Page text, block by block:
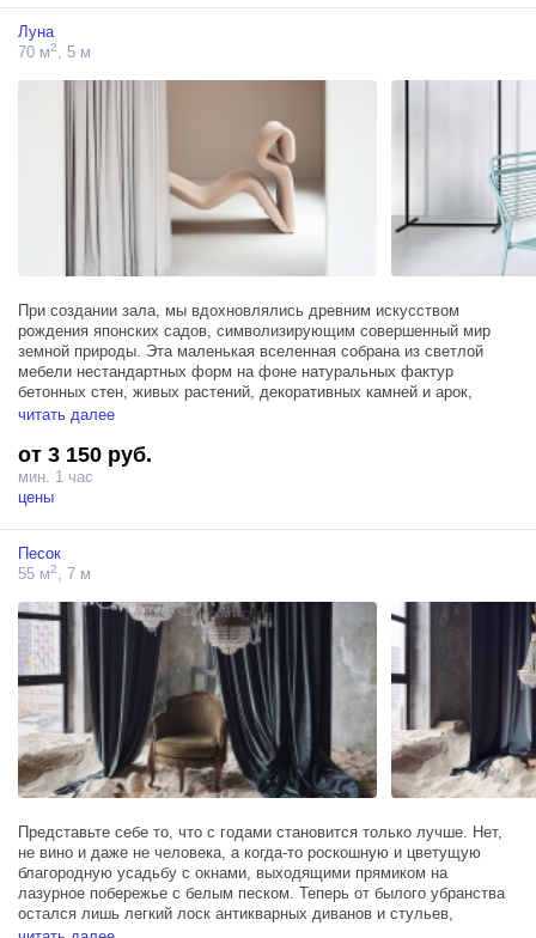
точно все получится! Меняй образы, перевоплощаясь, будь разной,
но оставайся собой! Следуй за белым кроликом.
Луна
70 м2 , 5 м
При создании зала, мы вдохновлялись древним искусством
рождения японских садов, символизирующим совершенный мир
земной природы. Эта маленькая вселенная собрана из светлой
мебели нестандартных форм на фоне натуральных фактур
бетонных стен, живых растений, декоративных камней и арок,
формирующих чарующий пейзаж сада.
Пространство оснащено мансардным окном, пропускающим
максимум естественного света, санузлом с душем, шторами
блэкаут и тремя источниками Profoto D1 500, что гарантирует
читать далее
от 3 150 руб.
мин. 1 час
цены
Песок
55 м2 , 7 м
Представьте себе то, что с годами становится только лучше. Нет,
не вино и даже не человека, а когда-то роскошную и цветущую
благородную усадьбу с окнами, выходящими прямиком на
лазурное побережье с белым песком. Теперь от былого убранства
остался лишь легкий лоск антикварных диванов и стульев,
давным-давно подчеркивающих аристократичность и статусность